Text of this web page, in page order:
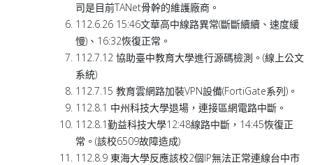
司是目前TANet骨幹的維護廠商。
112.6.26 15:46文華高中線路異常(斷斷續續、速度緩
慢)、16:32恢復正常。
112.7.12 協助臺中教育大學進行源碼檢測。(線上公文
系統)
112.7.15 教育雲網路加裝VPN設備(FortiGate系列)。
112.8.1 中州科技大學退場，連接區網電路中斷。
112.8.1勤益科技大學12:48線路中斷，14:45恢復正
常。(該校6509故障造成)
112.8.9 東海大學反應該校2個IP無法正常連線台中市